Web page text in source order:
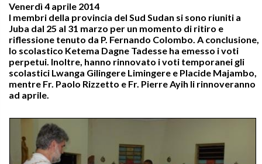
Venerdì 4 aprile 2014
I membri della provincia del Sud Sudan si sono riuniti a
Juba dal 25 al 31 marzo per un momento di ritiro e
riflessione tenuto da P. Fernando Colombo. A conclusione,
lo scolastico Ketema Dagne Tadesse ha emesso i voti
perpetui. Inoltre, hanno rinnovato i voti temporanei gli
scolastici Lwanga Gilingere Limingere e Placide Majambo,
mentre Fr. Paolo Rizzetto e Fr. Pierre Ayih li rinnoveranno
ad aprile.